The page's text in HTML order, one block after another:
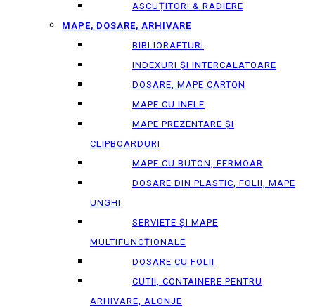
ASCUȚITORI & RADIERE
MAPE, DOSARE, ARHIVARE
BIBLIORAFTURI
INDEXURI ȘI INTERCALATOARE
DOSARE, MAPE CARTON
MAPE CU INELE
MAPE PREZENTARE ȘI
CLIPBOARDURI
MAPE CU BUTON, FERMOAR
DOSARE DIN PLASTIC, FOLII, MAPE
UNGHI
SERVIETE ȘI MAPE
MULTIFUNCȚIONALE
DOSARE CU FOLII
CUTII, CONTAINERE PENTRU
ARHIVARE, ALONJE